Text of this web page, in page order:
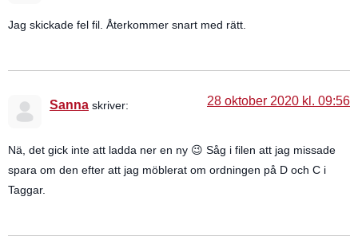
Jag skickade fel fil. Återkommer snart med rätt.
Sanna skriver: 28 oktober 2020 kl. 09:56
Nä, det gick inte att ladda ner en ny 😉 Såg i filen att jag missade
spara om den efter att jag möblerat om ordningen på D och C i
Taggar.